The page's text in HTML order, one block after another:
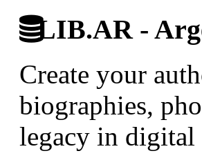
LIB.AR -
Create your
biographies,
legacy in digital